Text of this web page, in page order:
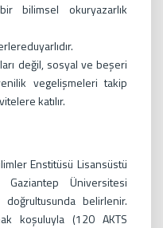
bilimsel okuryazarlık
değil, sosyal ve beşeri
vegelişmeleri takip
katılır.
Enstitüsü Lisansüstü
Üniversitesi
belirlenir.
koşuluyla (120 AKTS